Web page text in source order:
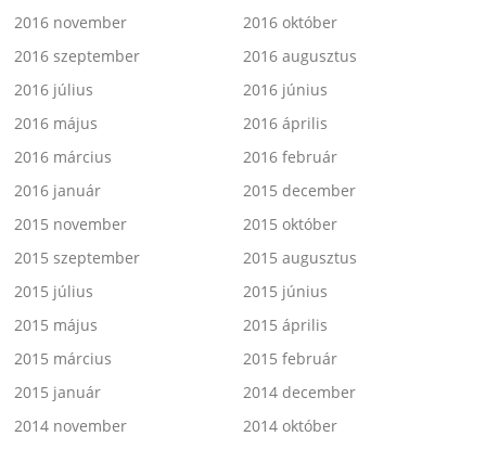
2016 november
2016 október
2016 szeptember
2016 augusztus
2016 július
2016 június
2016 május
2016 április
2016 március
2016 február
2016 január
2015 december
2015 november
2015 október
2015 szeptember
2015 augusztus
2015 július
2015 június
2015 május
2015 április
2015 március
2015 február
2015 január
2014 december
2014 november
2014 október